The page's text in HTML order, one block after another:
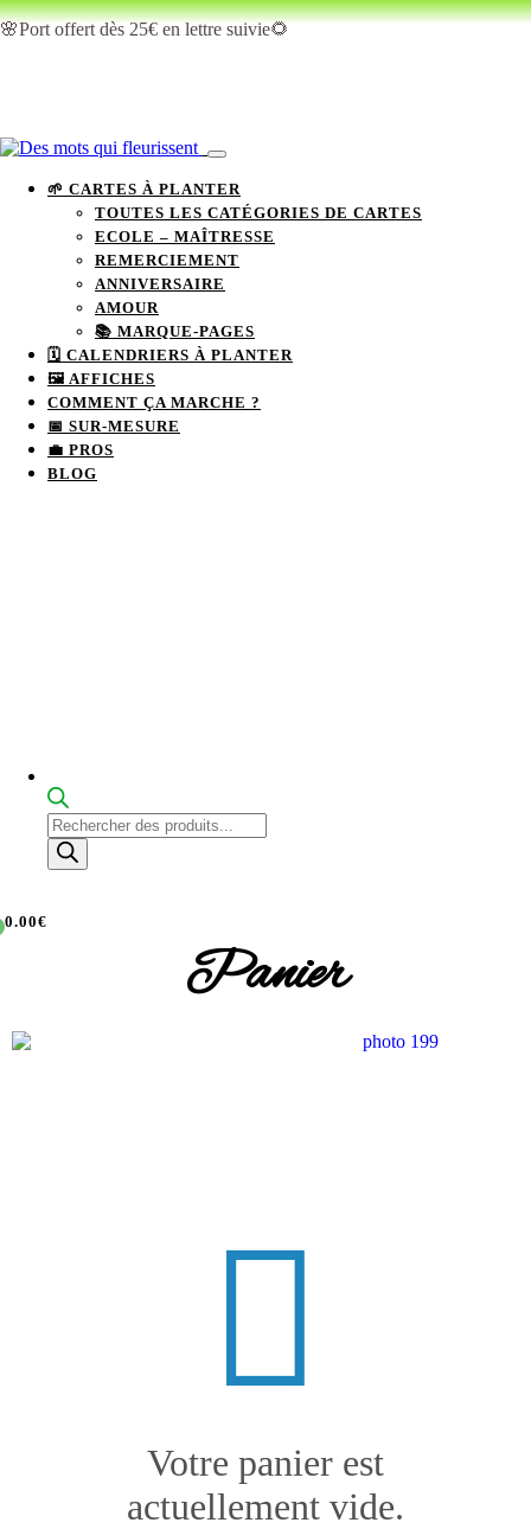
🌸Port offert dès 25€ en lettre suivie🌻
🌱 CARTES À PLANTER
TOUTES LES CATÉGORIES DE CARTES
ECOLE – MAÎTRESSE
REMERCIEMENT
ANNIVERSAIRE
AMOUR
📚 MARQUE-PAGES
🗓 CALENDRIERS À PLANTER
🖼️ AFFICHES
COMMENT ÇA MARCHE ?
📅 SUR-MESURE
💼 PROS
BLOG
0.00€
Panier
Votre panier est
actuellement vide.